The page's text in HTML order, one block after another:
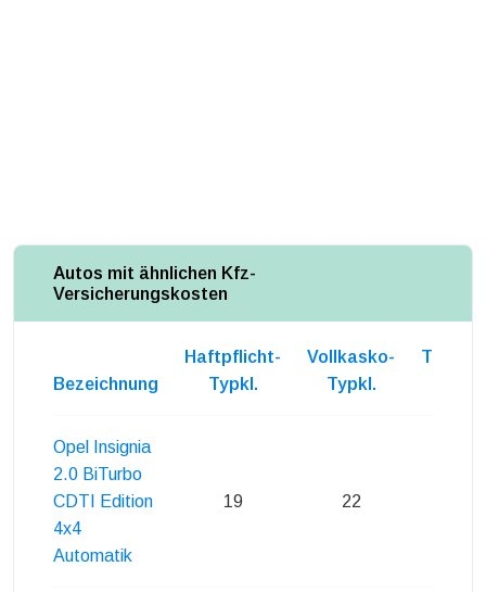
Autos mit ähnlichen Kfz-
Versicherungskosten
Bezeichnung
Haftpflicht-
Typkl.
Vollkasko-
Typkl.
Opel Insignia
2.0 BiTurbo
CDTI Edition
4x4
Automatik
19 22